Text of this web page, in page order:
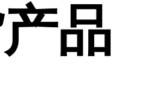
品